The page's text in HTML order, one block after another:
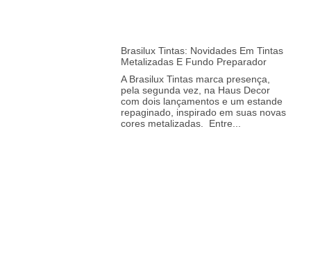
Brasilux Tintas: Novidades Em Tintas
Metalizadas E Fundo Preparador
A Brasilux Tintas marca presença,
pela segunda vez, na Haus Decor
com dois lançamentos e um estande
repaginado, inspirado em suas novas
cores metalizadas. Entre